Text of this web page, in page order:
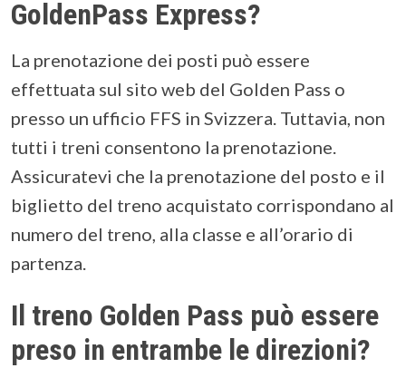
GoldenPass Express?
La prenotazione dei posti può essere
effettuata sul sito web del Golden Pass o
presso un ufficio FFS in Svizzera. Tuttavia, non
tutti i treni consentono la prenotazione.
Assicuratevi che la prenotazione del posto e il
biglietto del treno acquistato corrispondano al
numero del treno, alla classe e all’orario di
partenza.
Il treno Golden Pass può essere
preso in entrambe le direzioni?